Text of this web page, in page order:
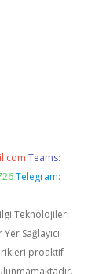
Teams:
Telegram:
Teknolojileri
Sağlayıcı
proaktif